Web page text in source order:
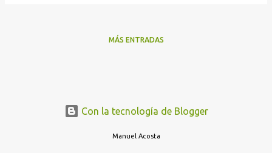
MÁS ENTRADAS
Con la tecnología de Blogger
Manuel Acosta